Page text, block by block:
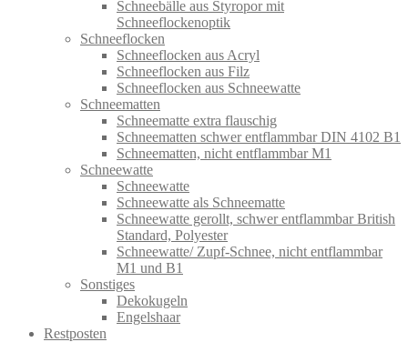
Schneebälle aus Styropor mit
Schneeflockenoptik
Schneeflocken
Schneeflocken aus Acryl
Schneeflocken aus Filz
Schneeflocken aus Schneewatte
Schneematten
Schneematte extra flauschig
Schneematten schwer entflammbar DIN 4102 B1
Schneematten, nicht entflammbar M1
Schneewatte
Schneewatte
Schneewatte als Schneematte
Schneewatte gerollt, schwer entflammbar British
Standard, Polyester
Schneewatte/ Zupf-Schnee, nicht entflammbar
M1 und B1
Sonstiges
Dekokugeln
Engelshaar
Restposten